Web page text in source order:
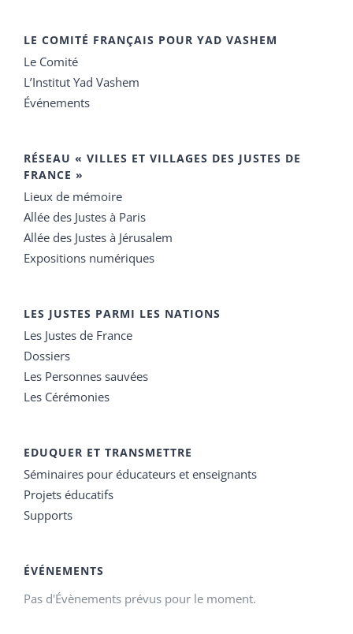
LE COMITÉ FRANÇAIS POUR YAD VASHEM
Le Comité
L’Institut Yad Vashem
Événements
RÉSEAU « VILLES ET VILLAGES DES JUSTES DE
FRANCE »
Lieux de mémoire
Allée des Justes à Paris
Allée des Justes à Jérusalem
Expositions numériques
LES JUSTES PARMI LES NATIONS
Les Justes de France
Dossiers
Les Personnes sauvées
Les Cérémonies
EDUQUER ET TRANSMETTRE
Séminaires pour éducateurs et enseignants
Projets éducatifs
Supports
ÉVÉNEMENTS
Pas d'Évènements prévus pour le moment.